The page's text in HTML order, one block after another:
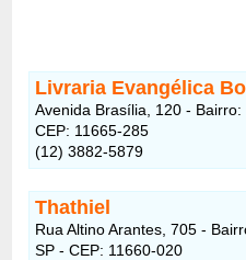
Livraria Evangélica
Avenida Brasília, 120 -
CEP: 11665-285
(12) 3882-5879
Thathiel
Rua Altino Arantes, 705 -
SP - CEP: 11660-020